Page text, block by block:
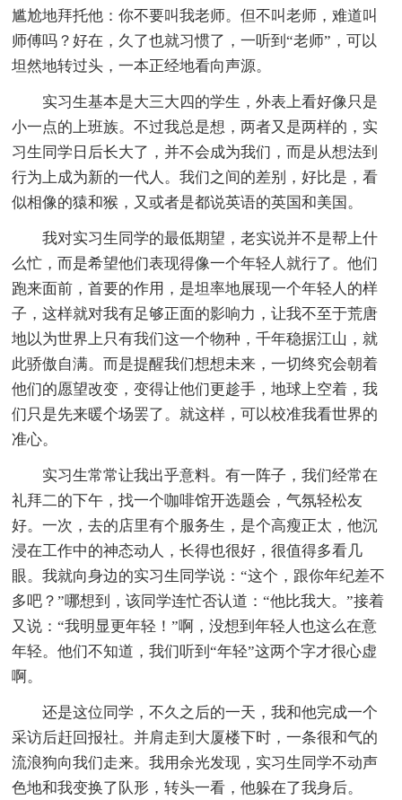
尴尬地拜托他：你不要叫我老师。但不叫老师，难道叫
师傅吗？好在，久了也就习惯了，一听到“老师”，可以
坦然地转过头，一本正经地看向声源。
实习生基本是大三大四的学生，外表上看好像只是
小一点的上班族。不过我总是想，两者又是两样的，实
习生同学日后长大了，并不会成为我们，而是从想法到
行为上成为新的一代人。我们之间的差别，好比是，看
似相像的猿和猴，又或者是都说英语的英国和美国。
我对实习生同学的最低期望，老实说并不是帮上什
么忙，而是希望他们表现得像一个年轻人就行了。他们
跑来面前，首要的作用，是坦率地展现一个年轻人的样
子，这样就对我有足够正面的影响力，让我不至于荒唐
地以为世界上只有我们这一个物种，千年稳据江山，就
此骄傲自满。而是提醒我们想想未来，一切终究会朝着
他们的愿望改变，变得让他们更趁手，地球上空着，我
们只是先来暖个场罢了。就这样，可以校准我看世界的
准心。
实习生常常让我出乎意料。有一阵子，我们经常在
礼拜二的下午，找一个咖啡馆开选题会，气氛轻松友
好。一次，去的店里有个服务生，是个高瘦正太，他沉
浸在工作中的神态动人，长得也很好，很值得多看几
眼。我就向身边的实习生同学说：“这个，跟你年纪差不
多吧？”哪想到，该同学连忙否认道：“他比我大。”接着
又说：“我明显更年轻！”啊，没想到年轻人也这么在意
年轻。他们不知道，我们听到“年轻”这两个字才很心虚
啊。
还是这位同学，不久之后的一天，我和他完成一个
采访后赶回报社。并肩走到大厦楼下时，一条很和气的
流浪狗向我们走来。我用余光发现，实习生同学不动声
色地和我变换了队形，转头一看，他躲在了我身后。